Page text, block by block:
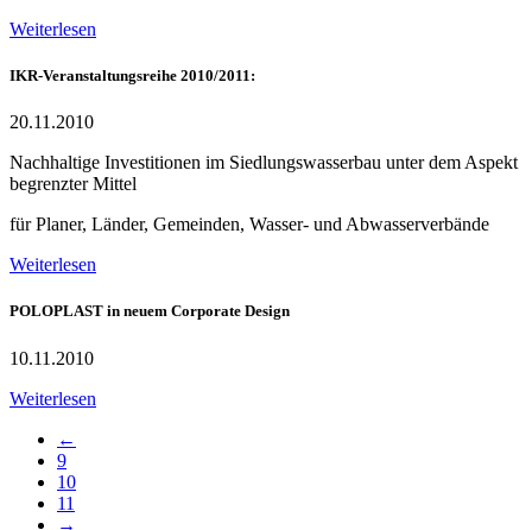
Weiterlesen
IKR-Veranstaltungsreihe 2010/2011:
20.11.2010
Nachhaltige Investitionen im Siedlungswasserbau unter dem Aspekt
begrenzter Mittel
für Planer, Länder, Gemeinden, Wasser- und Abwasserverbände
Weiterlesen
POLOPLAST in neuem Corporate Design
10.11.2010
Weiterlesen
←
9
10
11
→